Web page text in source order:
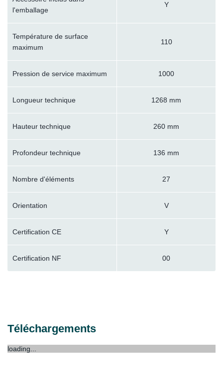
l'emballage
Y
Température de surface
maximum
110
Pression de service maximum 1000
Longueur technique 1268 mm
Hauteur technique 260 mm
Profondeur technique 136 mm
Nombre d'éléments 27
Orientation V
Certification CE Y
Certification NF 00
Téléchargements
loading...